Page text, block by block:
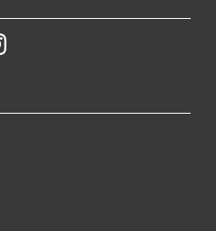
Instagram